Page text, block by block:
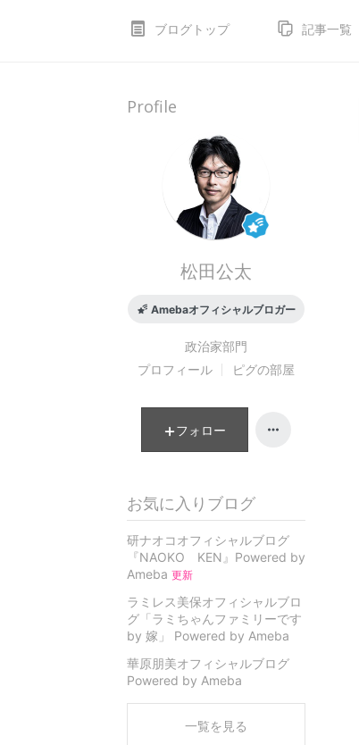
ブログトップ 記事一覧
Profile
松田公太
Amebaオフィシャルブロガー
政治家部門
プロフィール
ピグの部屋
フォロー
お気に入りブログ
研ナオコオフィシャルブログ
『NAOKO KEN』Powered by
Ameba 更新
ラミレス美保オフィシャルブロ
グ「ラミちゃんファミリーです
by 嫁」 Powered by Ameba
華原朋美オフィシャルブログ
Powered by Ameba
一覧を見る